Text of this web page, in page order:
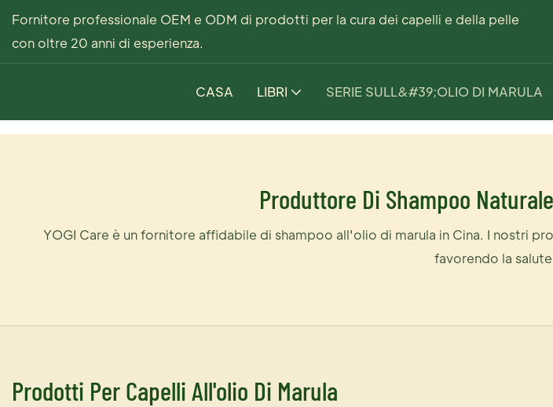
Fornitore professionale OEM e ODM di prodotti per la cura dei capelli e della pelle
con oltre 20 anni di esperienza.
CASA LIBRI SERIE SULL&#39;OLIO DI MARULA
Serie Olio di Marula -
Produttore Di Shampoo
YOGI Care è un fornitore affidabile di shampoo all'olio di marula in Cina. I nostri
favorendo la
Prodotti Per Capelli All'olio Di Marula